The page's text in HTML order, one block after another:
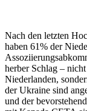
Nach den letzten
haben 61% der
herber Schlag –
Niederlanden,
der Ukraine sind
und der